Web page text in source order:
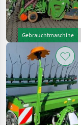
Gebrauchtmaschine